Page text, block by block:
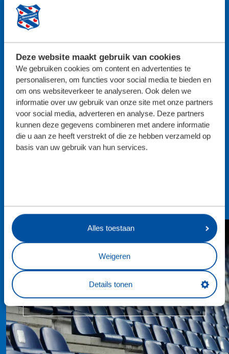
Deze website maakt gebruik van cookies
We gebruiken cookies om content en advertenties te
personaliseren, om functies voor social media te bieden en
om ons websiteverkeer te analyseren. Ook delen we
informatie over uw gebruik van onze site met onze partners
voor social media, adverteren en analyse. Deze partners
kunnen deze gegevens combineren met andere informatie
die u aan ze heeft verstrekt of die ze hebben verzameld op
basis van uw gebruik van hun services.
Alles toestaan
Weigeren
Details tonen
TIP: PLAN EEN STADIONTOUR